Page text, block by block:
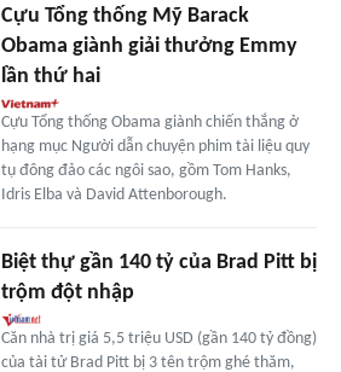
Cựu Tổng thống Mỹ Barack
Obama giành giải thưởng Emmy
lần thứ hai
Cựu Tổng thống Obama giành chiến thắng ở
hạng mục Người dẫn chuyện phim tài liệu quy
tụ đông đảo các ngôi sao, gồm Tom Hanks,
Idris Elba và David Attenborough.
Biệt thự gần 140 tỷ của Brad Pitt bị
trộm đột nhập
Căn nhà trị giá 5,5 triệu USD (gần 140 tỷ đồng)
của tài tử Brad Pitt bị 3 tên trộm ghé thăm,